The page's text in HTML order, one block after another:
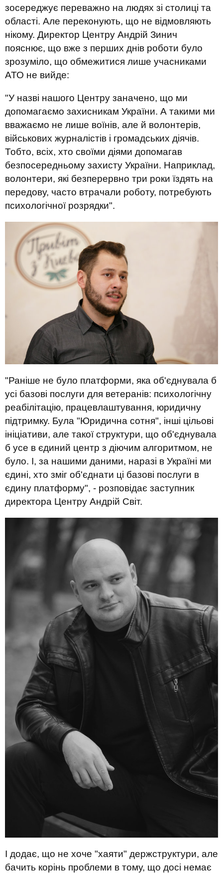
зосереджує переважно на людях зі столиці та
області. Але переконують, що не відмовляють
нікому. Директор Центру Андрій Зинич
пояснює, що вже з перших днів роботи було
зрозуміло, що обмежитися лише учасниками
АТО не вийде:
"У назві нашого Центру заначено, що ми
допомагаємо захисникам України. А такими ми
вважаємо не лише воїнів, але й волонтерів,
військових журналістів і громадських діячів.
Тобто, всіх, хто своїми діями допомагав
безпосередньому захисту України. Наприклад,
волонтери, які безперервно три роки їздять на
передову, часто втрачали роботу, потребують
психологічної розрядки".
"Раніше не було платформи, яка об'єднувала б
усі базові послуги для ветеранів: психологічну
реабілітацію, працевлаштування, юридичну
підтримку. Була "Юридична сотня", інші цільові
ініціативи, але такої структури, що об'єднувала
б усе в єдиний центр з діючим алгоритмом, не
було. І, за нашими даними, наразі в Україні ми
єдині, хто зміг об'єднати ці базові послуги в
єдину платформу", - розповідає заступник
директора Центру Андрій Світ.
І додає, що не хоче "хаяти" держструктури, але
бачить корінь проблеми в тому, що досі немає